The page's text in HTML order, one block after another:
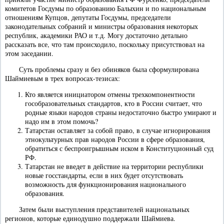
комитетов Госдумы по образованию Балыхин и по национальным
отношениям Купцов, депутаты Госдумы, председатели
законодательных собраний и министры образования некоторых
республик, академики РАО и т.д. Могу достаточно детально
рассказать все, что там происходило, поскольку присутствовал на
этом заседании.
Суть проблемы сразу и без обиняков была сформулирована
Шаймиевым в трех вопросах-тезисах:
Кто является инициатором отмены трехкомпонентности
гособразовательных стандартов, кто в России считает, что
родные языки народов страны недостаточно быстро умирают и
надо им в этом помочь?
Татарстан оставляет за собой право, в случае игнорирования
этнокультурных прав народов России в сфере образования,
обратиться с беспроигрышным иском в Конституционный суд
РФ.
Татарстан не введет в действие на территории республики
новые госстандарты, если в них будет отсутствовать
возможность для функционирования национального
образования.
Затем были выступления представителей национальных
регионов, которые единодушно поддержали Шаймиева.